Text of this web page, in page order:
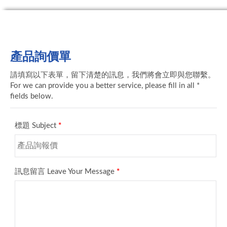
產品詢價單
請填寫以下表單，留下清楚的訊息，我們將會立即與您聯繫。
For we can provide you a better service, please fill in all *
fields below.
標題 Subject *
訊息留言 Leave Your Message *